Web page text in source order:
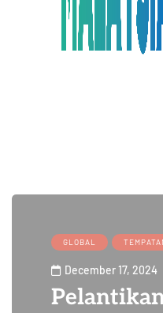
GLOBAL
December 17, 2024